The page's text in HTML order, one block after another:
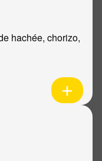
hachée, chorizo,